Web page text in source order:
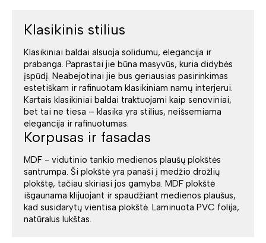
Klasikinis stilius
Klasikiniai baldai alsuoja solidumu, elegancija ir
prabanga. Paprastai jie būna masyvūs, kuria didybės
įspūdį. Neabejotinai jie bus geriausias pasirinkimas
estetiškam ir rafinuotam klasikiniam namų interjerui.
Kartais klasikiniai baldai traktuojami kaip senoviniai,
bet tai ne tiesa – klasika yra stilius, neišsemiama
elegancija ir rafinuotumas.
Korpusas ir fasadas
MDF - vidutinio tankio medienos plaušų plokštės
santrumpa. Ši plokštė yra panaši į medžio drožlių
plokštę, tačiau skiriasi jos gamyba. MDF plokštė
išgaunama klijuojant ir spaudžiant medienos plaušus,
kad susidarytų vientisa plokštė. Laminuota PVC folija,
natūralus lukštas.